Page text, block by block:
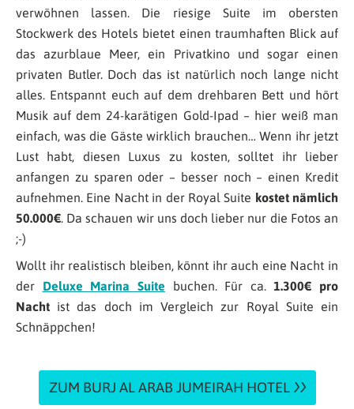
verwöhnen lassen. Die riesige Suite im obersten
Stockwerk des Hotels bietet einen traumhaften Blick auf
das azurblaue Meer, ein Privatkino und sogar einen
privaten Butler. Doch das ist natürlich noch lange nicht
alles. Entspannt euch auf dem drehbaren Bett und hört
Musik auf dem 24-karätigen Gold-Ipad – hier weiß man
einfach, was die Gäste wirklich brauchen… Wenn ihr jetzt
Lust habt, diesen Luxus zu kosten, solltet ihr lieber
anfangen zu sparen oder – besser noch – einen Kredit
aufnehmen. Eine Nacht in der Royal Suite kostet nämlich
50.000€. Da schauen wir uns doch lieber nur die Fotos an
;-)
Wollt ihr realistisch bleiben, könnt ihr auch eine Nacht in
der Deluxe Marina Suite buchen. Für ca.1.300€ pro
Nacht ist das doch im Vergleich zur Royal Suite ein
Schnäppchen!
ZUM BURJ AL ARAB JUMEIRAH HOTEL